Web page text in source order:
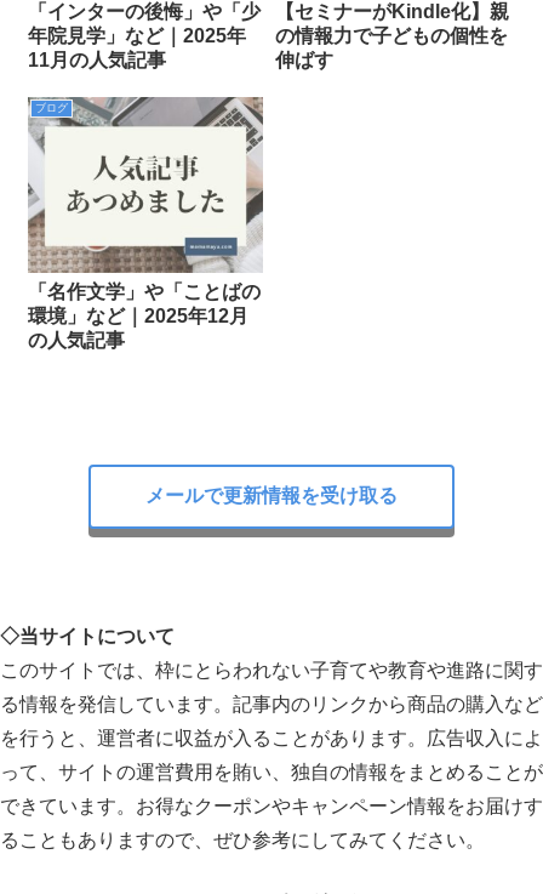
「インターの後悔」や「少
年院見学」など｜2025年
11月の人気記事
【セミナーがKindle化】親
の情報力で子どもの個性を
伸ばす
ブログ
「名作文学」や「ことばの
環境」など｜2025年12月
の人気記事
メールで更新情報を受け取る
◇当サイトについて
このサイトでは、枠にとらわれない子育てや教育や進路に関す
る情報を発信しています。記事内のリンクから商品の購入など
を行うと、運営者に収益が入ることがあります。広告収入によ
って、サイトの運営費用を賄い、独自の情報をまとめることが
できています。お得なクーポンやキャンペーン情報をお届けす
ることもありますので、ぜひ参考にしてみてください。